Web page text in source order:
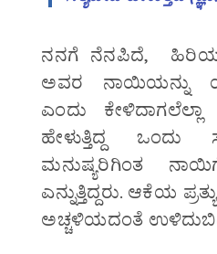
ನನಗೆ ನೆನಪಿದೆ, ಹಿರಿಯ
ಅವರ ನಾಯಿಯನ್ನು
ಎಂದು
ಹೇಳುತ್ತಿದ್ದ
ಮನುಷ್ಯರಿಗಿಂತ
ಎನ್ನುತ್ತಿದ್ದರು. ಆಕೆಯ
ಅಚ್ಚಳಿಯದಂತೆ